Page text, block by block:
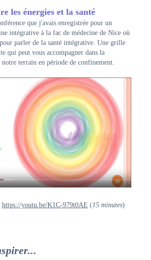
les énergies et la santé
que j'avais enregistrée pour un
intégrative à la fac de médecine de Nice où
parler de la santé intégrative. Une grille
qui peut vous accompagner dans la
notre terrain en période de confinement.
https://youtu.be/K1C-979t0AE (15 minutes)